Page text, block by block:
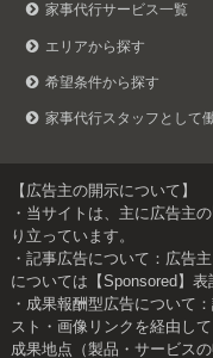
家事代行サービス一覧
エリアから探す
希望条件から探す
家事代行スタッフとして
【広告主の開示について】
・当サイトは、主に広告主
り立っています。
・記事広告について：広告
については【Sponsored】表
・成果報酬型広告について
スト・画像リンクを経由し
成果地点（製品・サービス